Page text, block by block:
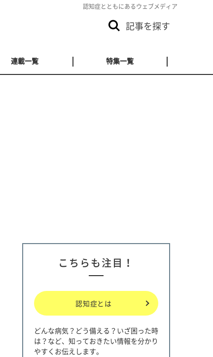
認知症とともにあるウェブメディア
記事を探す
連載一覧 特集一覧
こちらも注目！
認知症とは
どんな病気？どう備える？いざ困った時
は？など、知っておきたい情報を分かり
やすくお伝えします。